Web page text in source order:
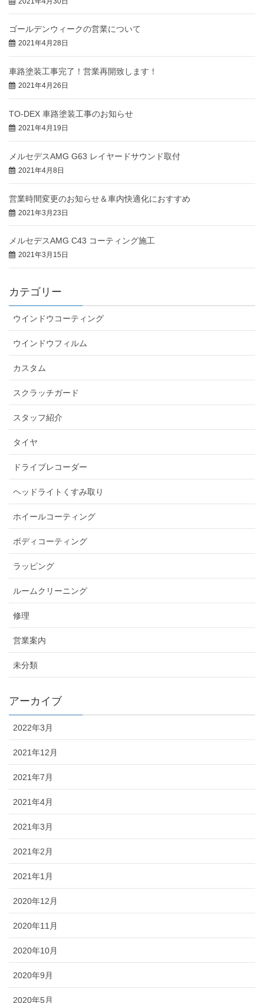
ゴールデンウィークの営業について
2021年4月28日
車路塗装工事完了！営業再開致します！
2021年4月26日
TO-DEX 車路塗装工事のお知らせ
2021年4月19日
メルセデスAMG G63 レイヤードサウンド取付
2021年4月8日
営業時間変更のお知らせ＆車内快適化におすすめ
2021年3月23日
メルセデスAMG C43 コーティング施工
2021年3月15日
カテゴリー
ウインドウコーティング
ウインドウフィルム
カスタム
スクラッチガード
スタッフ紹介
タイヤ
ドライブレコーダー
ヘッドライトくすみ取り
ホイールコーティング
ボディコーティング
ラッピング
ルームクリーニング
修理
営業案内
未分類
アーカイブ
2022年3月
2021年12月
2021年7月
2021年4月
2021年3月
2021年2月
2021年1月
2020年12月
2020年11月
2020年10月
2020年9月
2020年5月